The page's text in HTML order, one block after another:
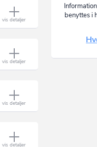
benyttes i